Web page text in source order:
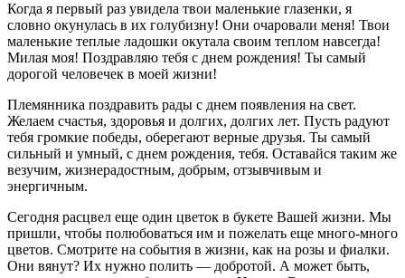
Когда я первый раз увидела твои маленькие глазенки, я
словно окунулась в их голубизну! Они очаровали меня! Твои
маленькие теплые ладошки окутала своим теплом навсегда!
Милая моя! Поздравляю тебя с днем рождения! Ты самый
дорогой человечек в моей жизни!
Племянника поздравить рады с днем появления на свет.
Желаем счастья, здоровья и долгих, долгих лет. Пусть радуют
тебя громкие победы, оберегают верные друзья. Ты самый
сильный и умный, с днем рождения, тебя. Оставайся таким же
везучим, жизнерадостным, добрым, отзывчивым и
энергичным.
Сегодня расцвел еще один цветок в букете Вашей жизни. Мы
пришли, чтобы полюбоваться им и пожелать еще много-много
цветов. Смотрите на события в жизни, как на розы и фиалки.
Они вянут? Их нужно полить — добротой. А может быть,